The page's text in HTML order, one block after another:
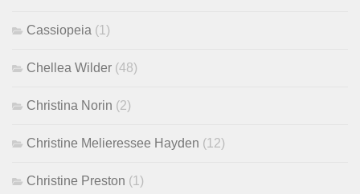
Cassiopeia (1)
Chellea Wilder (48)
Christina Norin (2)
Christine Melieressee Hayden (12)
Christine Preston (1)